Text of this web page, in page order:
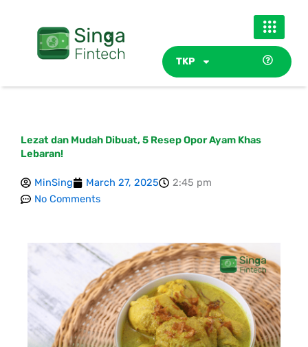
TKP
Lezat dan Mudah Dibuat, 5 Resep Opor Ayam Khas
Lebaran!
MinSing March 27, 2025
2:45 pm
No Comments